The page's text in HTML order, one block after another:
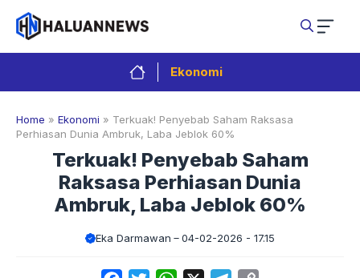
Langsung
isi
Ekonomi
Home » Ekonomi » Terkuak! Penyebab Saham Raksasa
Perhiasan Dunia Ambruk, Laba Jeblok 60%
Terkuak! Penyebab Saham
Raksasa Perhiasan Dunia
Ambruk, Laba Jeblok 60%
Eka Darmawan 04-02-2026 - 17.15